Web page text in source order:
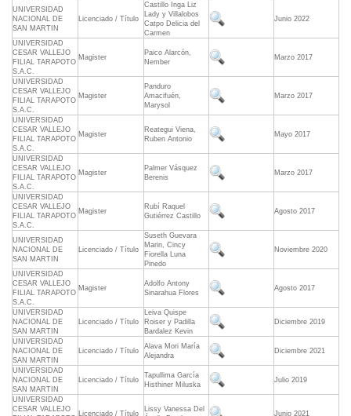
UNIVERSIDAD
NACIONAL DE
SAN MARTIN
Licenciado / Título
Castillo Inga Liz
Lady y Villalobos
Catpo Delicia del
Carmen
Junio 2022
UNIVERSIDAD
CESAR VALLEJO
FILIAL TARAPOTO
S.A.C.
Magister
Paico Alarcón,
Nember
Marzo 2017
UNIVERSIDAD
CESAR VALLEJO
FILIAL TARAPOTO
S.A.C.
Magister
Panduro
Amacifuén,
Marysol
Marzo 2017
UNIVERSIDAD
CESAR VALLEJO
FILIAL TARAPOTO
S.A.C.
Magister
Reategui Viena,
Ruben Antonio
Mayo 2017
UNIVERSIDAD
CESAR VALLEJO
FILIAL TARAPOTO
S.A.C.
Magister
Palmer Vásquez
Berenis
Marzo 2017
UNIVERSIDAD
CESAR VALLEJO
FILIAL TARAPOTO
S.A.C.
Magister
Rubí Raquel
Gutiérrez Castillo
Agosto 2017
UNIVERSIDAD
NACIONAL DE
SAN MARTIN
Licenciado / Título
Suseth Guevara
Marin, Cincy
Fiorella Luna
Pinedo
Noviembre 2020
UNIVERSIDAD
CESAR VALLEJO
FILIAL TARAPOTO
S.A.C.
Magister
Adolfo Antony
Sinarahua Flores
Agosto 2017
UNIVERSIDAD
NACIONAL DE
SAN MARTIN
Licenciado / Título
Leiva Quispe
Roiser y Padilla
Bardalez Kevin
Diciembre 2019
UNIVERSIDAD
NACIONAL DE
SAN MARTIN
Licenciado / Título
Alava Mori María
Alejandra
Diciembre 2021
UNIVERSIDAD
NACIONAL DE
SAN MARTIN
Licenciado / Título
Tapullima García
Histhiner Miluska
Julio 2019
UNIVERSIDAD
CESAR VALLEJO
Licenciado / Título
Lissy Vanessa Del
Junio 2021